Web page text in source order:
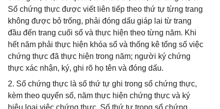
Sổ chứng thực được viết liên tiếp theo thứ tự từng trang
không được bỏ trống, phải đóng dấu giáp lai từ trang
đầu đến trang cuối sổ và thực hiện theo từng năm. Khi
hết năm phải thực hiện khóa sổ và thống kê tổng số việc
chứng thực đã thực hiện trong năm; người ký chứng
thực xác nhận, ký, ghi rõ họ tên và đóng dấu.
2. Số chứng thực là số thứ tự ghi trong sổ chứng thực,
kèm theo quyển số, năm thực hiện chứng thực và ký
hiệu loại việc chứng thực. Số thứ tự trong sổ chứng